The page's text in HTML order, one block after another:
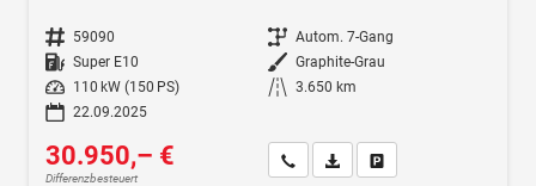
Fahrzeugnr. 59090 Getriebe Autom. 7-Gang
Kraftstoff Super E10 Außenfarbe Graphite-Grau
Leistung
110 kW (150 PS) Kilometerstand 3.650 km
22.09.2025
30.950,– €
Differenzbesteuert
Wir rufen Sie anFahrzeugexposé (PDF)